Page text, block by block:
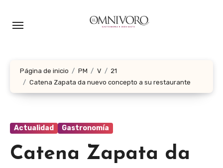
Página de inicio PM V
21
Catena Zapata da nuevo concepto a su restaurante
Actualidad Gastronomía
Catena Zapata da